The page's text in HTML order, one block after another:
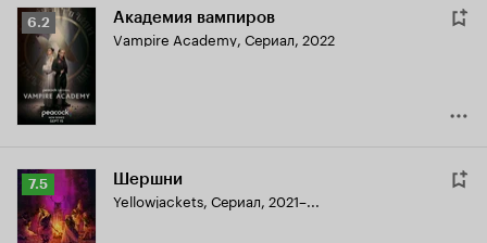
Рейтинг
Кинопоиска
6.2
6.2 Академия вампиров
Vampire Academy, Сериал, 2022
Рейтинг
Кинопоиска
7.5
7.5 Шершни
Yellowjackets, Сериал, 2021–...